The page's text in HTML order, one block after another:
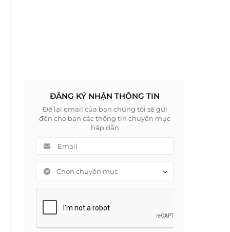
ĐĂNG KÝ NHẬN THÔNG TIN
Để lại email của bạn chúng tôi sẽ gửi
đến cho bạn các thông tin chuyên mục
hấp dẫn
Chọn chuyên mục